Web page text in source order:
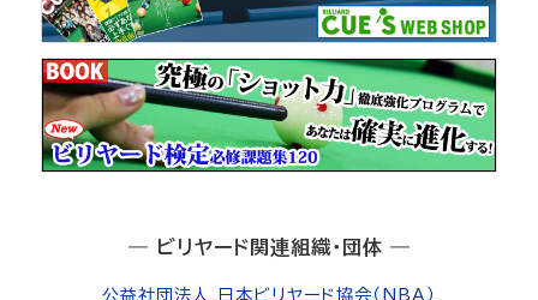
― ビリヤード関連組織・団体 ―
公益社団法人 日本ビリヤード協会（NBA）